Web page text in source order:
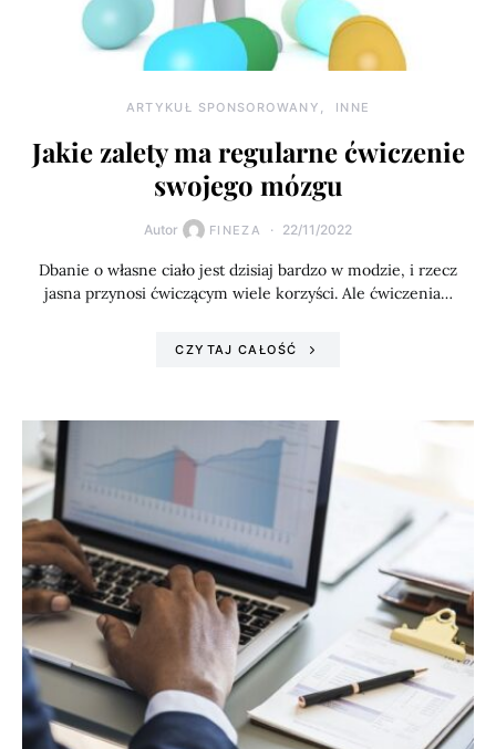
ARTYKUŁ SPONSOROWANY INNE
Jakie zalety ma regularne ćwiczenie
swojego mózgu
Autor FINEZA 22/11/2022
Dbanie o własne ciało jest dzisiaj bardzo w modzie, i rzecz
jasna przynosi ćwiczącym wiele korzyści. Ale ćwiczenia…
CZYTAJ CAŁOŚĆ